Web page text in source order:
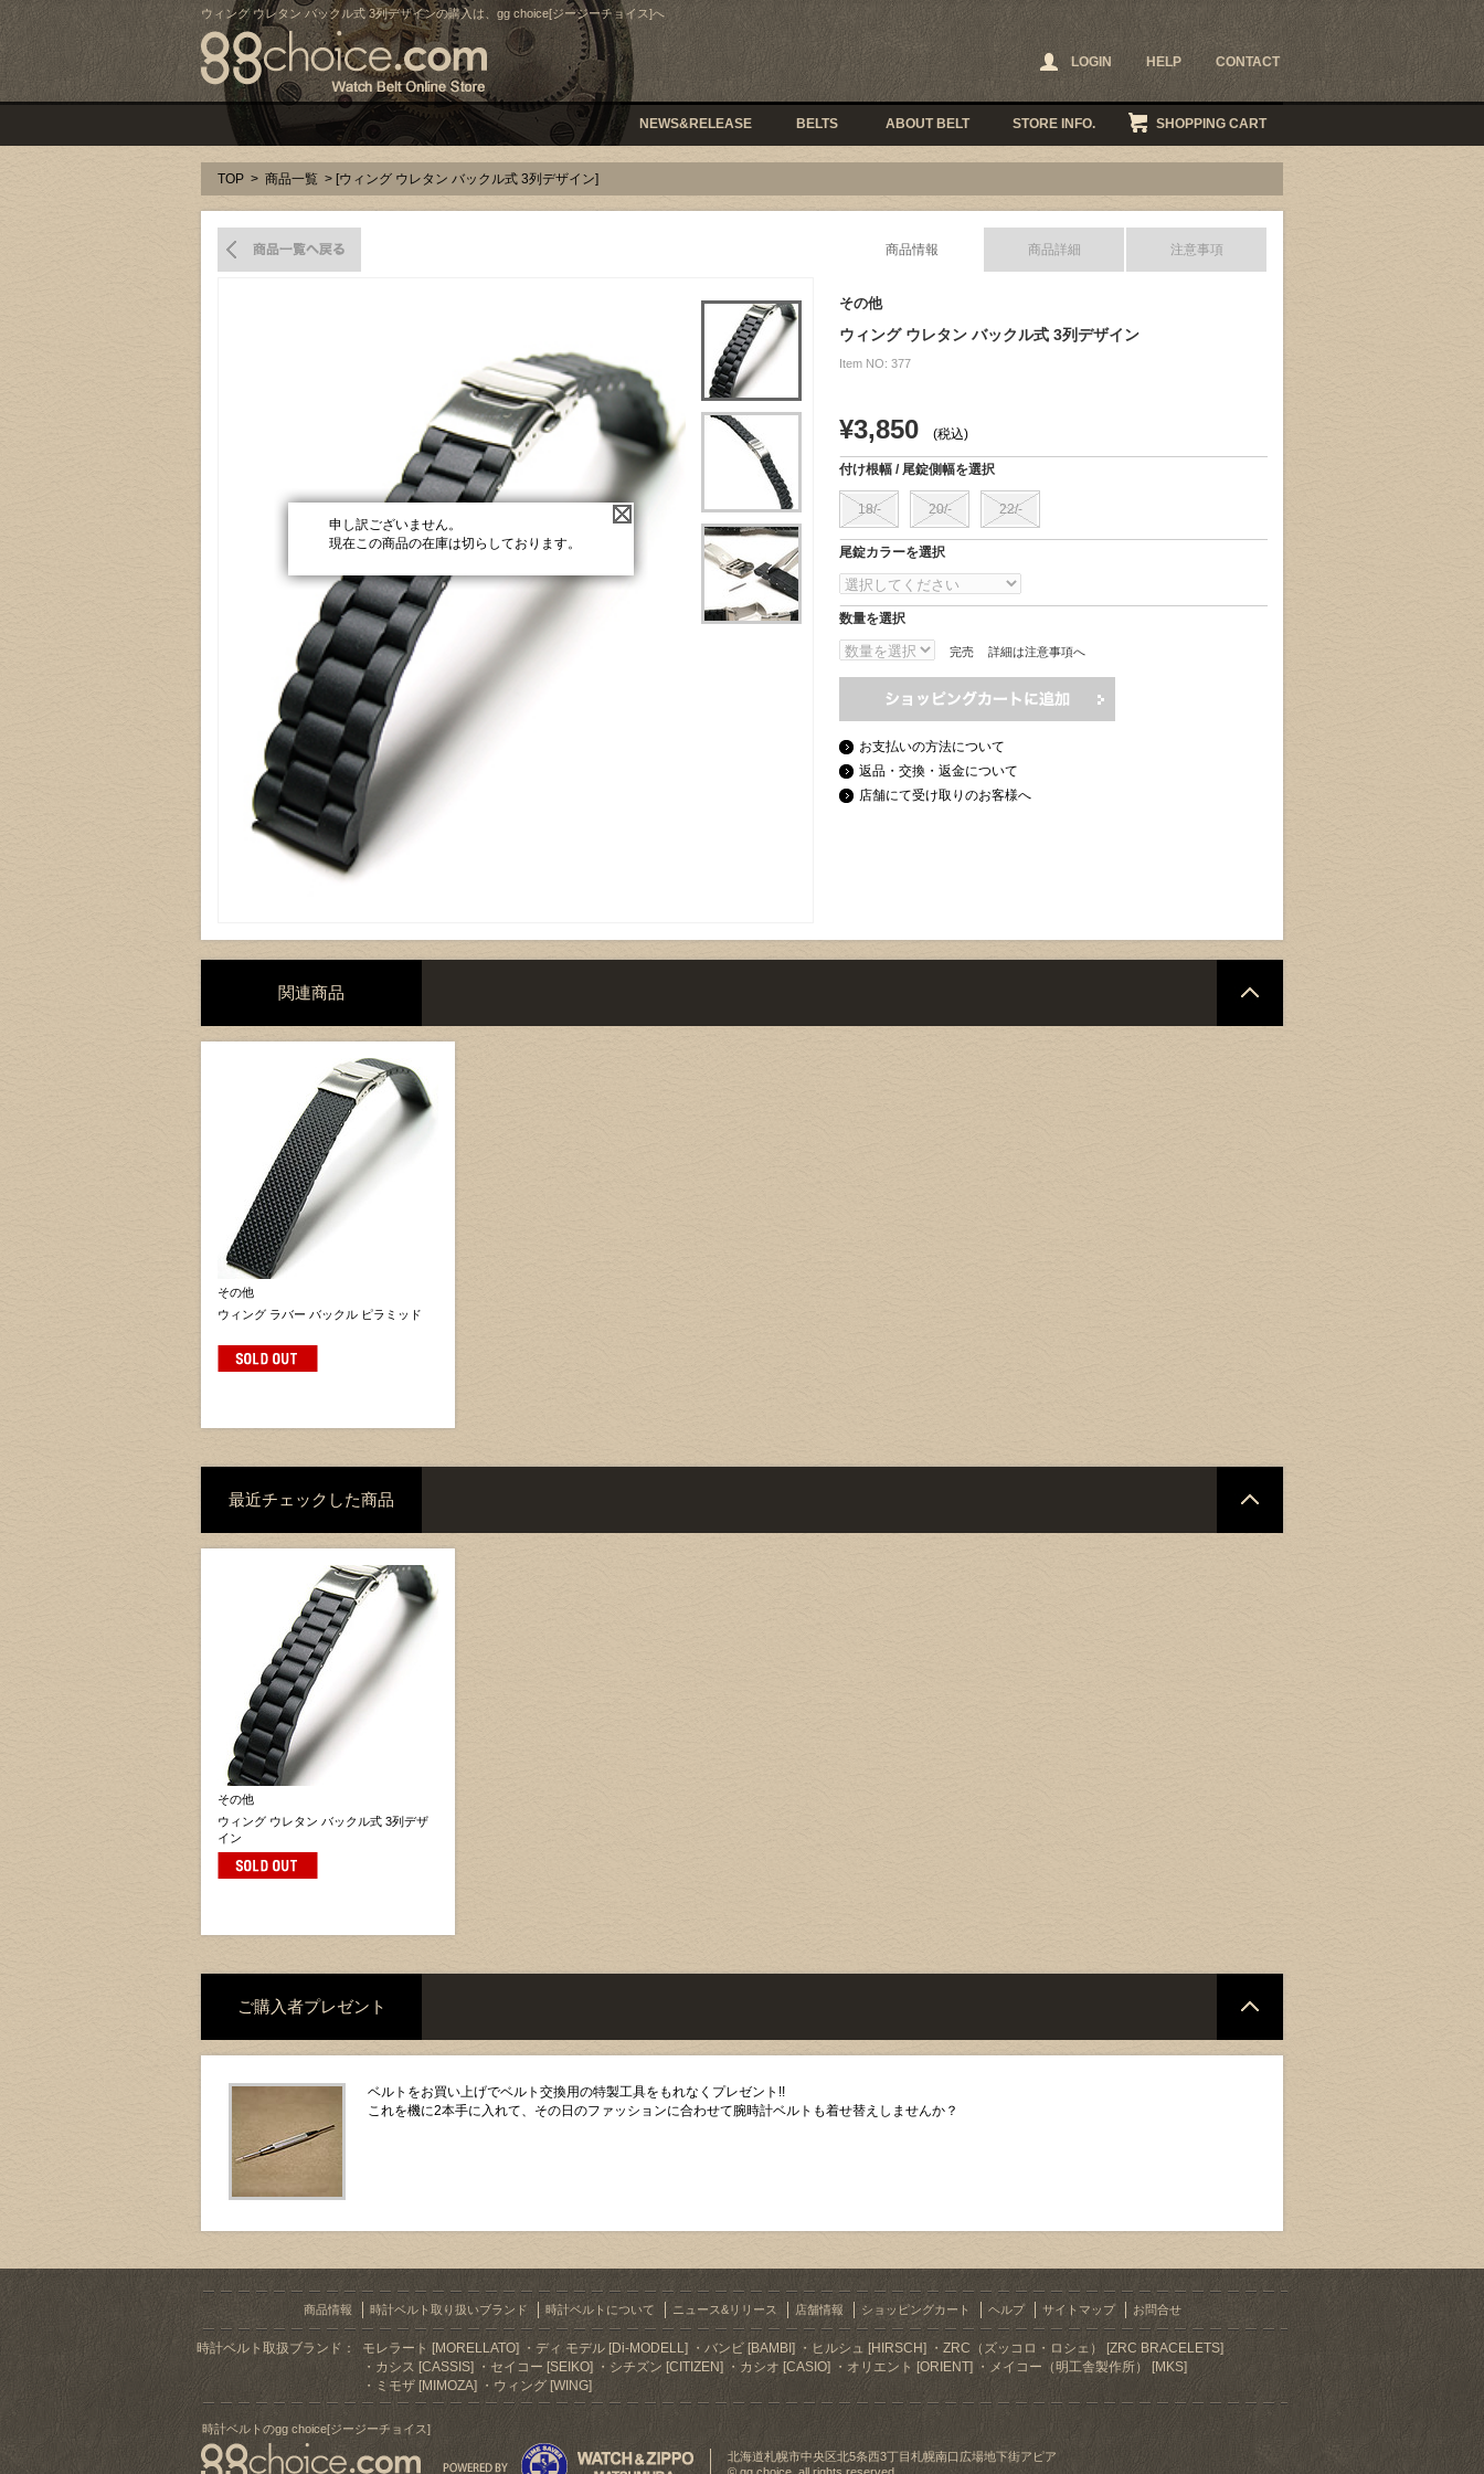
ウィング ウレタン バックル式 3列デザインの購入は、gg choice[ジージーチョイス]へ
LOGIN HELP CONTACT
NEWS&RELEASE BELTS ABOUT BELT STORE INFO. SHOPPING CART
TOP > 商品一覧 > [ウィング ウレタン バックル式 3列デザイン]
申し訳ございません。
現在この商品の在庫は切らしております。
商品情報 商品詳細 注意事項
その他
ウィング ウレタン バックル式 3列デザイン
Item NO: 377
¥3,850 (税込)
付け根幅 / 尾錠側幅を選択
18/- 20/- 22/-
尾錠カラーを選択
数量を選択
完売 詳細は注意事項へ
お支払いの方法について
返品・交換・返金について
店舗にて受け取りのお客様へ
関連商品
その他
ウィング ラバー バックル ピラミッド
最近チェックした商品
その他
ウィング ウレタン バックル式 3列デザ
イン
ご購入者プレゼント
ベルトをお買い上げでベルト交換用の特製工具をもれなくプレゼント!!
これを機に2本手に入れて、その日のファッションに合わせて腕時計ベルトも着せ替えしませんか？
商品情報 時計ベルト取り扱いブランド 時計ベルトについて ニュース&リリース 店舗情報 ショッピングカート ヘルプ サイトマップ お問合せ
時計ベルト取扱ブランド： モレラート [MORELLATO] ディ モデル [Di-MODELL] バンビ [BAMBI] ヒルシュ [HIRSCH]
ZRC（ズッコロ・ロシェ） [ZRC BRACELETS]
カシス [CASSIS]
セイコー [SEIKO] シチズン [CITIZEN] カシオ [CASIO] オリエント [ORIENT]
メイコー（明工舎製作所） [MKS]
ミモザ [MIMOZA]
ウィング [WING]
時計ベルトのgg choice[ジージーチョイス]
北海道札幌市中央区北5条西3丁目札幌南口広場地下街アピア